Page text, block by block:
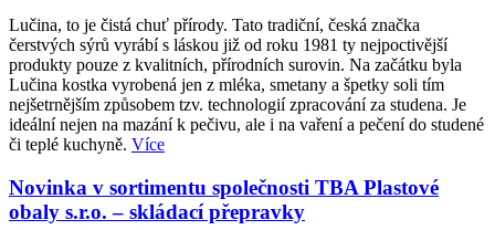
Lučina, to je čistá chuť přírody. Tato tradiční, česká značka
čerstvých sýrů vyrábí s láskou již od roku 1981 ty nejpoctivější
produkty pouze z kvalitních, přírodních surovin. Na začátku byla
Lučina kostka vyrobená jen z mléka, smetany a špetky soli tím
nejšetrnějším způsobem tzv. technologií zpracování za studena. Je
ideální nejen na mazání k pečivu, ale i na vaření a pečení do studené
či teplé kuchyně. Více
Novinka v sortimentu společnosti TBA Plastové
obaly s.r.o. – skládací přepravky